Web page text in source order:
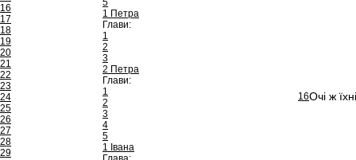
16
17
18
19
20
21
22
23
24
25
26
27
28
29
5
1 Петра
Глави:
1
2
3
2 Петра
Глави:
1
2
3
4
5
1 Івана
16Очі ж